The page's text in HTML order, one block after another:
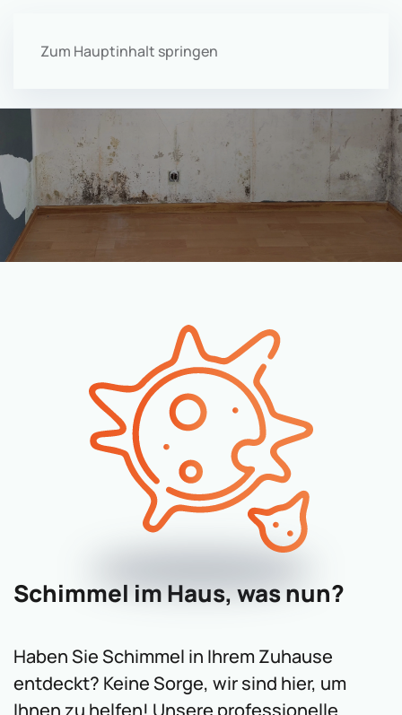
Zum Hauptinhalt springen
Schimmel im Haus, was nun?
Haben Sie Schimmel in Ihrem Zuhause
entdeckt? Keine Sorge, wir sind hier, um
Ihnen zu helfen! Unsere professionelle